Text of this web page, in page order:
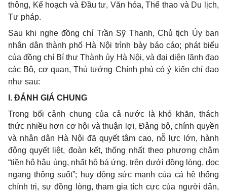
thông, Kế hoạch và Đầu tư, Văn hóa, Thể thao và Du lịch,
Tư pháp.
Sau khi nghe đồng chí Trần Sỹ Thanh, Chủ tịch Ủy ban
nhân dân thành phố Hà Nội trình bày báo cáo; phát biểu
của đồng chí Bí thư Thành ủy Hà Nội, và đại diện lãnh đạo
các Bộ, cơ quan, Thủ tướng Chính phủ có ý kiến chỉ đạo
như sau:
I. ĐÁNH GIÁ CHUNG
Trong bối cảnh chung của cả nước là khó khăn, thách
thức nhiều hơn cơ hội và thuận lợi, Đảng bộ, chính quyền
và nhân dân Hà Nội đã quyết tâm cao, nỗ lực lớn, hành
động quyết liệt, đoàn kết, thống nhất theo phương châm
“tiền hô hậu ủng, nhất hô bá ứng, trên dưới đồng lòng, dọc
ngang thông suốt”; huy động sức mạnh của cả hệ thống
chính trị, sự đồng lòng, tham gia tích cực của người dân,